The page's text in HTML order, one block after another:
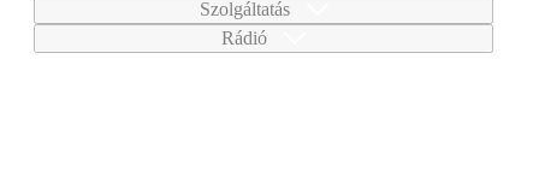
Szolgáltatás
Rádió